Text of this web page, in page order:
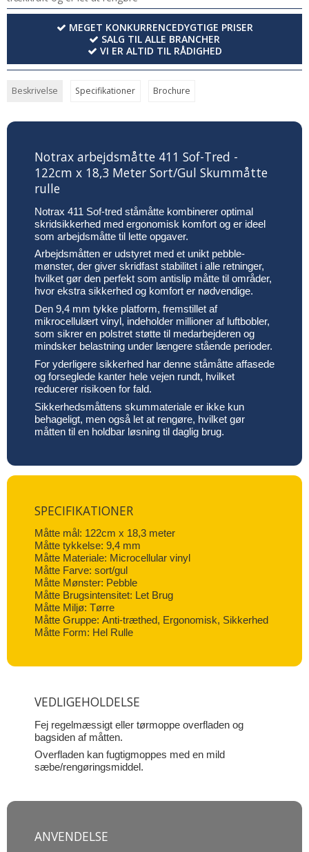
MEGET KONKURRENCEDYGTIGE PRISER
SALG TIL ALLE BRANCHER
VI ER ALTID TIL RÅDIGHED
Beskrivelse Specifikationer Brochure
Notrax arbejdsmåtte 411 Sof-Tred -
122cm x 18,3 Meter Sort/Gul Skummåtte
rulle
Notrax 411 Sof-tred ståmåtte kombinerer optimal
skridsikkerhed med ergonomisk komfort og er ideel
som arbejdsmåtte til lette opgaver.
Arbejdsmåtten er udstyret med et unikt pebble-
mønster, der giver skridfast stabilitet i alle retninger,
hvilket gør den perfekt som antislip måtte til områder,
hvor ekstra sikkerhed og komfort er nødvendige.
Den 9,4 mm tykke platform, fremstillet af
mikrocellulært vinyl, indeholder millioner af luftbobler,
som sikrer en polstret støtte til medarbejderen og
mindsker belastning under længere stående perioder.
For yderligere sikkerhed har denne ståmåtte affasede
og forseglede kanter hele vejen rundt, hvilket
reducerer risikoen for fald.
Sikkerhedsmåttens skummateriale er ikke kun
behageligt, men også let at rengøre, hvilket gør
måtten til en holdbar løsning til daglig brug.
SPECIFIKATIONER
Måtte mål: 122cm x 18,3 meter
Måtte tykkelse: 9,4 mm
Måtte Materiale: Microcellular vinyl
Måtte Farve: sort/gul
Måtte Mønster: Pebble
Måtte Brugsintensitet: Let Brug
Måtte Miljø: Tørre
Måtte Gruppe: Anti-træthed, Ergonomisk, Sikkerhed
Måtte Form: Hel Rulle
VEDLIGEHOLDELSE
Fej regelmæssigt eller tørmoppe overfladen og
bagsiden af måtten.
Overfladen kan fugtigmoppes med en mild
sæbe/rengøringsmiddel.
ANVENDELSE